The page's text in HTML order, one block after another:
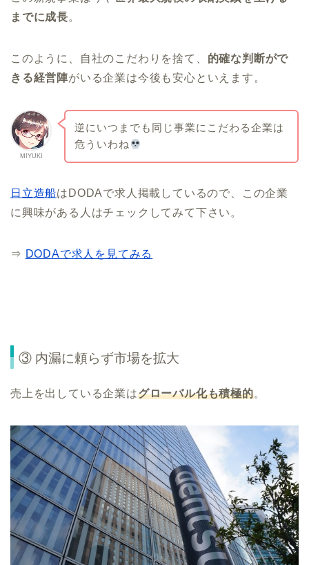
までに成長。
このように、自社のこだわりを捨て、 的確な判断がで
きる経営陣がいる企業は今後も安心といえます。
MIYUKI
逆にいつまでも同じ事業にこだわる企業は
危ういわね
日立造船はDODAで求人掲載しているので、この企業
に興味がある人はチェックしてみて下さい。
⇒ DODAで求人を見てみる
③ 内漏に頼らず市場を拡大
売上を出している企業はグローバル化も積極的。